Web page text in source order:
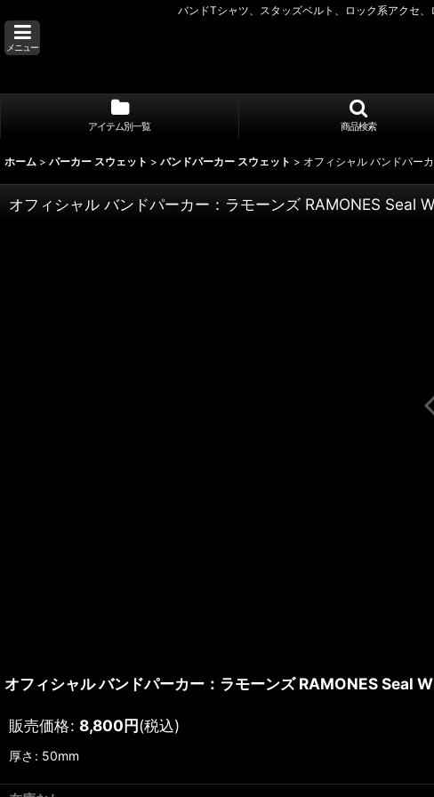
バンドTシャツ、スタッズベルト、ロック系アクセ
メニュー
アイテム別一覧 商品検索
ホーム > パーカー スウェット > バンドパーカー スウェット > オフィシャル バンドパー
オフィシャル バンドパーカー：ラモーンズ RAMONES Seal
オフィシャル バンドパーカー：ラモーンズ RAMONES Seal
販売価格: 8,800円(税込)
厚さ : 50mm